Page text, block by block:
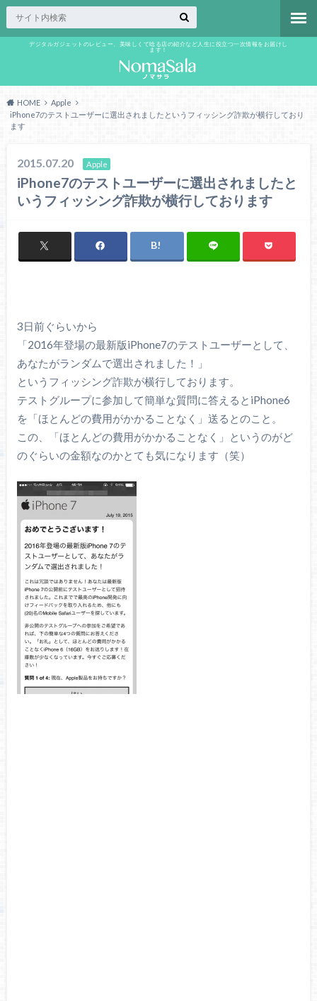
デジタルガジェットのレビュー、美味しくて唸る店の紹介など人生に役立つ一次情報をお届けし
ます！
HOME
Apple
iPhone7のテストユーザーに選出されましたというフィッシング詐欺が横行しており
ます
2015.07.20 Apple
iPhone7のテストユーザーに選出されましたと
いうフィッシング詐欺が横行しております
3日前ぐらいから
「2016年登場の最新版iPhone7のテストユーザーとして、
あなたがランダムで選出されました！」
というフィッシング詐欺が横行しております。
テストグループに参加して簡単な質問に答えるとiPhone6
を「ほとんどの費用がかかることなく」送るとのこと。
この、「ほとんどの費用がかかることなく」というのがど
のぐらいの金額なのかとても気になります（笑）